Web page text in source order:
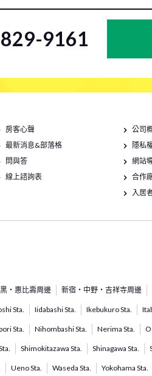
9161
房客心聲
最新消息&部落格
問與答
線上諮詢表
公司
隱私
網站
合作
入居
・惠比壽周邊 新宿・中野・吉祥寺周邊
Sta. Iidabashi Sta. Ikebukuro Sta.
Sta. Nihombashi Sta. Nerima Sta.
Shimokitazawa Sta. Shinagawa Sta.
Ueno Sta. Waseda Sta. Yokohama Sta.